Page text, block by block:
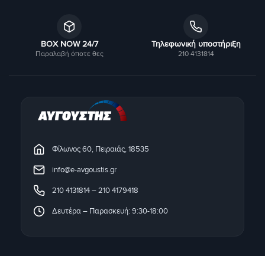
BOX NOW 24/7
Παραλαβή όποτε θες
Τηλεφωνική υποστήριξη
210 4131814
Φίλωνος 60, Πειραιάς, 18535
info@e-avgoustis.gr
210 4131814–210 4179418
Δευτέρα – Παρασκευή: 9:30-18:00